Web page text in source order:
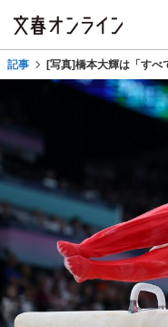
記事 [写真]橋本大輝は「すべ